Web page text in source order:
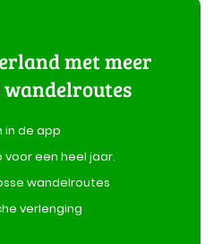
met meer
wandelroutes
in de app
voor een heel jaar.
wandelroutes
verlenging